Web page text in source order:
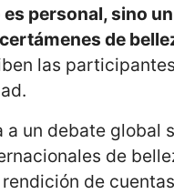
es personal, sino
de
las
a un debate
de
de